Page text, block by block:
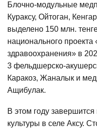
Блочно-модульные
Кураксу, Ойтоган,
выделено 150 млн.
национального
здравоохранения» в
3 фельдшерско-
Каракоз, Жаналык и
Ащибулак.
В этом году
культуры в селе Аксу.